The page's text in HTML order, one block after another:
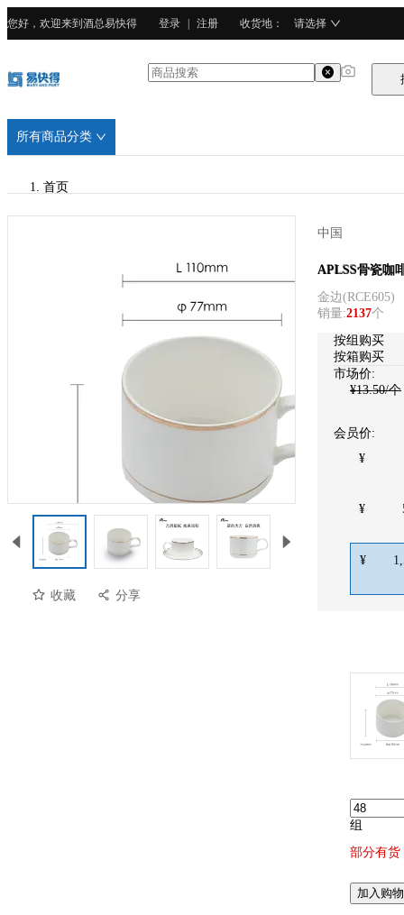
您好，欢迎来到酒总易快得 登录 注册 收货地 ： 请选择
所有商品分类
首页
收藏 分享
中国
APLSS
APLSS骨瓷咖
金边(RCE605)
销量:2137个
按组 购买
按箱购买
市场价:
¥13.50/个
会员价:
¥
¥
¥
组
部分有货
加入购